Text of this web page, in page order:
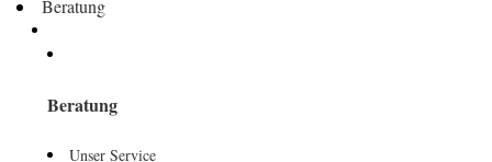
Beratung
Beratung
Unser Service